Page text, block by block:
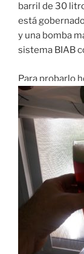
barril de 30
está
y una bomba
sistema BIAB
Para probarlo